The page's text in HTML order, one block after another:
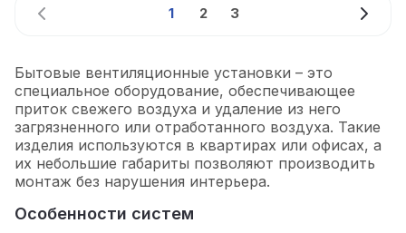
1 2 3
Бытовые вентиляционные установки – это
специальное оборудование, обеспечивающее
приток свежего воздуха и удаление из него
загрязненного или отработанного воздуха. Такие
изделия используются в квартирах или офисах, а
их небольшие габариты позволяют производить
монтаж без нарушения интерьера.
Особенности систем